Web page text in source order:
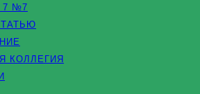
7 №7
КОЛЛЕГИЯ